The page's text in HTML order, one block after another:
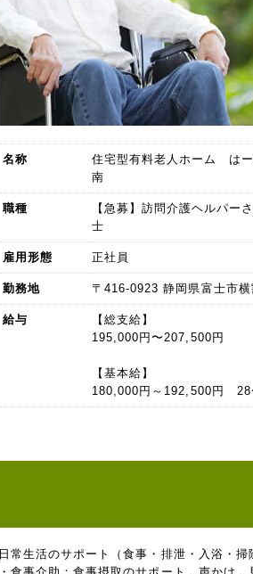
名称
住宅型有料老人ホーム は
南
職種
【急募】訪問介護ヘルパー
士
雇用形態 正社員
勤務地 〒416-0923 静岡県富士市
給与
【総支給】
195,000円〜207,500円
【基本給】
180,000円～192,500円 28
日常生活のサポート（食事・排泄・入浴・掃